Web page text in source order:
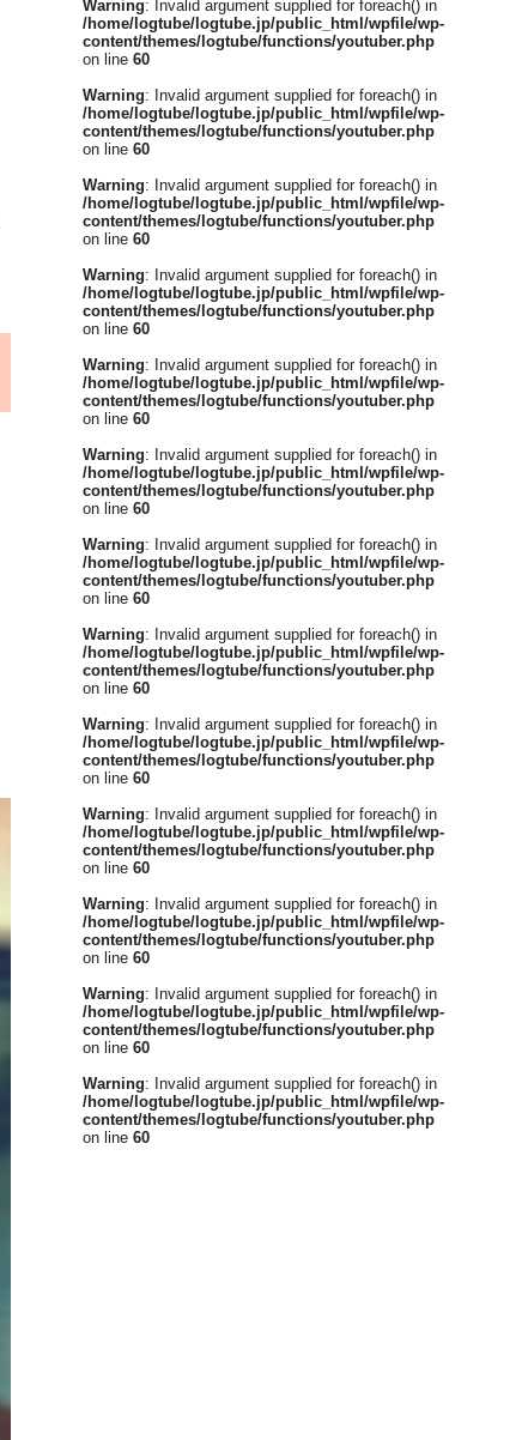
Warning: Invalid argument supplied for foreach() in
/home/logtube/logtube.jp/public_html/wpfile/wp-
content/themes/logtube/functions/youtuber.php
on line 60
Warning: Invalid argument supplied for foreach() in
/home/logtube/logtube.jp/public_html/wpfile/wp-
content/themes/logtube/functions/youtuber.php
on line 60
Warning: Invalid argument supplied for foreach() in
/home/logtube/logtube.jp/public_html/wpfile/wp-
content/themes/logtube/functions/youtuber.php
on line 60
Warning: Invalid argument supplied for foreach() in
/home/logtube/logtube.jp/public_html/wpfile/wp-
content/themes/logtube/functions/youtuber.php
on line 60
Warning: Invalid argument supplied for foreach() in
/home/logtube/logtube.jp/public_html/wpfile/wp-
content/themes/logtube/functions/youtuber.php
on line 60
Warning: Invalid argument supplied for foreach() in
/home/logtube/logtube.jp/public_html/wpfile/wp-
content/themes/logtube/functions/youtuber.php
on line 60
Warning: Invalid argument supplied for foreach() in
/home/logtube/logtube.jp/public_html/wpfile/wp-
content/themes/logtube/functions/youtuber.php
on line 60
Warning: Invalid argument supplied for foreach() in
/home/logtube/logtube.jp/public_html/wpfile/wp-
content/themes/logtube/functions/youtuber.php
on line 60
Warning: Invalid argument supplied for foreach() in
/home/logtube/logtube.jp/public_html/wpfile/wp-
content/themes/logtube/functions/youtuber.php
on line 60
Warning: Invalid argument supplied for foreach() in
/home/logtube/logtube.jp/public_html/wpfile/wp-
content/themes/logtube/functions/youtuber.php
on line 60
Warning: Invalid argument supplied for foreach() in
/home/logtube/logtube.jp/public_html/wpfile/wp-
content/themes/logtube/functions/youtuber.php
on line 60
Warning: Invalid argument supplied for foreach() in
/home/logtube/logtube.jp/public_html/wpfile/wp-
content/themes/logtube/functions/youtuber.php
on line 60
Warning: Invalid argument supplied for foreach() in
/home/logtube/logtube.jp/public_html/wpfile/wp-
content/themes/logtube/functions/youtuber.php
on line 60